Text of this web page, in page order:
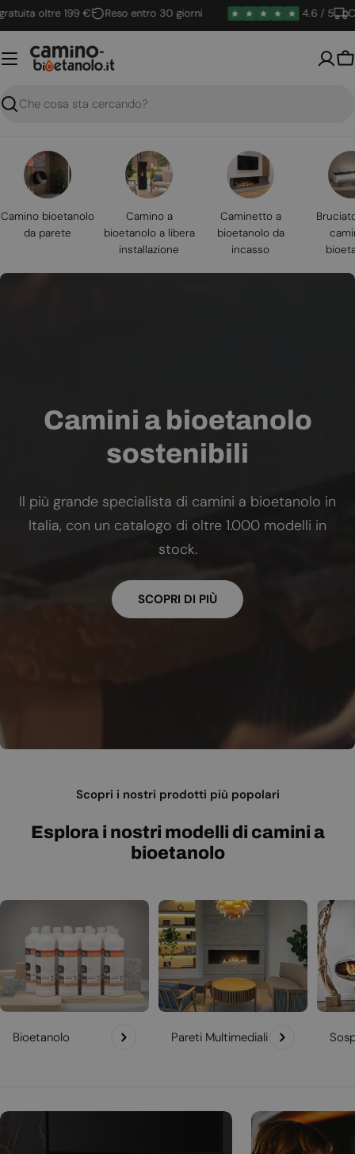
Vai
al
contenuto
oltre 199 € Reso entro 30 giorni 4.6 / 5
Ricerca
Camino bioetanolo
da parete
Camino a
bioetanolo a libera
installazione
Caminetto a
bioetanolo da
incasso
Camini a bioetanolo
sostenibili
Il più grande specialista di camini a bioetanolo in
Italia, con un catalogo di oltre 1.000 modelli in
stock.
SCOPRI DI PIÙ
Scopri i nostri prodotti più popolari
Esplora i nostri modelli di camini a
bioetanolo
Bioetanolo Pareti Multimediali